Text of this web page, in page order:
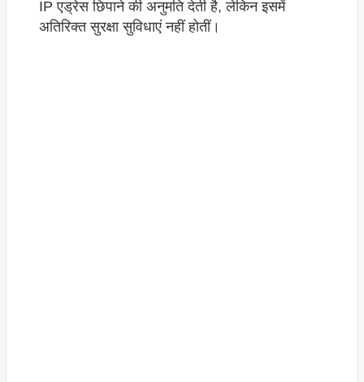
IP एड्रेस छिपाने की अनुमति देती है, लेकिन इसमें
अतिरिक्त सुरक्षा सुविधाएं नहीं होतीं।